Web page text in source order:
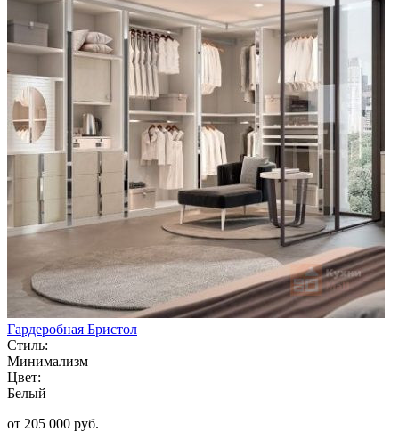
Гардеробная Бристол
Стиль:
Минимализм
Цвет:
Белый
от 205 000 руб.